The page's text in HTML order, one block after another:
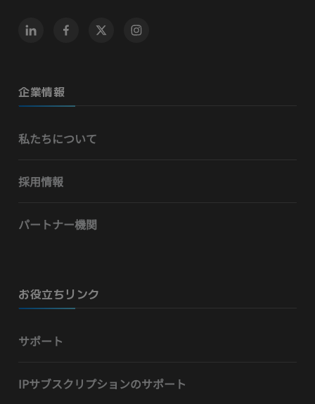
企業情報
私たちについて
採用情報
パートナー機関
お役立ちリンク
サポート
IPサブスクリプションのサポート